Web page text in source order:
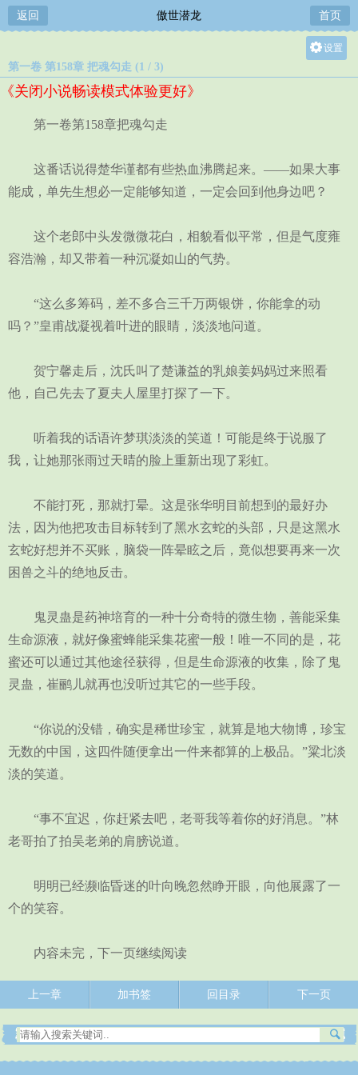
返回 傲世潜龙 首页
设置
第一卷 第158章 把魂勾走 (1 / 3)
《关闭小说畅读模式体验更好》
第一卷第158章把魂勾走
这番话说得楚华谨都有些热血沸腾起来。——如果大事
能成，单先生想必一定能够知道，一定会回到他身边吧？
这个老郎中头发微微花白，相貌看似平常，但是气度雍
容浩瀚，却又带着一种沉凝如山的气势。
“这么多筹码，差不多合三千万两银饼，你能拿的动
吗？”皇甫战凝视着叶进的眼睛，淡淡地问道。
贺宁馨走后，沈氏叫了楚谦益的乳娘姜妈妈过来照看
他，自己先去了夏夫人屋里打探了一下。
听着我的话语许梦琪淡淡的笑道！可能是终于说服了
我，让她那张雨过天晴的脸上重新出现了彩虹。
不能打死，那就打晕。这是张华明目前想到的最好办
法，因为他把攻击目标转到了黑水玄蛇的头部，只是这黑水
玄蛇好想并不买账，脑袋一阵晕眩之后，竟似想要再来一次
困兽之斗的绝地反击。
鬼灵蛊是药神培育的一种十分奇特的微生物，善能采集
生命源液，就好像蜜蜂能采集花蜜一般！唯一不同的是，花
蜜还可以通过其他途径获得，但是生命源液的收集，除了鬼
灵蛊，崔鹂儿就再也没听过其它的一些手段。
“你说的没错，确实是稀世珍宝，就算是地大物博，珍宝
无数的中国，这四件随便拿出一件来都算的上极品。”粱北淡
淡的笑道。
“事不宜迟，你赶紧去吧，老哥我等着你的好消息。”林
老哥拍了拍吴老弟的肩膀说道。
明明已经濒临昏迷的叶向晚忽然睁开眼，向他展露了一
个的笑容。
内容未完，下一页继续阅读
上一章 加书签 回目录 下一页